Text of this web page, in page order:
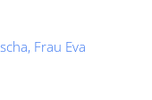
Frau Eva